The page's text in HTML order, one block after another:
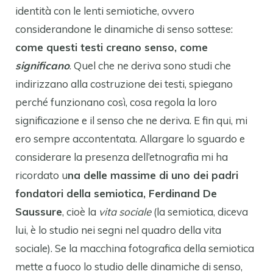
identità con le lenti semiotiche, ovvero
considerandone le dinamiche di senso sottese:
come questi testi creano senso, come
significano. Quel che ne deriva sono studi che
indirizzano alla costruzione dei testi, spiegano
perché funzionano così, cosa regola la loro
significazione e il senso che ne deriva. E fin qui, mi
ero sempre accontentata. Allargare lo sguardo e
considerare la presenza dell’etnografia mi ha
ricordato una delle massime di uno dei padri
fondatori della semiotica, Ferdinand De
Saussure, cioè la vita sociale(la semiotica, diceva
lui, è lo studio nei segni nel quadro della vita
sociale). Se la macchina fotografica della semiotica
mette a fuoco lo studio delle dinamiche di senso,